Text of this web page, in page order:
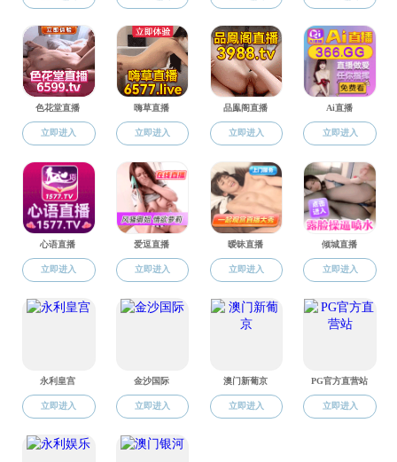
钱利淮
07纺织宋之晨